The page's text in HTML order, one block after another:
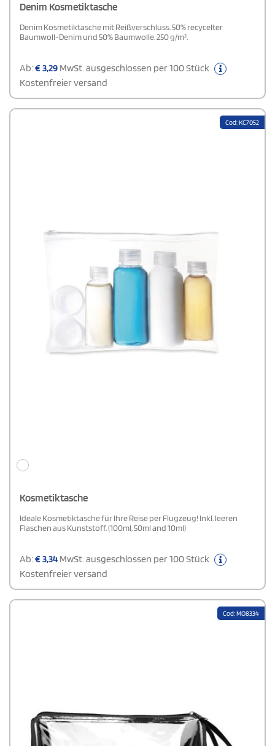
Denim Kosmetiktasche
Denim Kosmetiktasche mit Reißverschluss. 50% recycelter
Baumwoll-Denim und 50% Baumwolle. 250 g/m².
Ab:€3,29 MwSt. ausgeschlossen per 100 Stück
Kostenfreier versand
Cod: KC7052
Kosmetiktasche
Ideale Kosmetiktasche für Ihre Reise per Flugzeug! Inkl. leeren
Flaschen aus Kunststoff. (100ml, 50ml and 10ml)
Ab:€3,34 MwSt. ausgeschlossen per 100 Stück
Kostenfreier versand
Cod: MO8334